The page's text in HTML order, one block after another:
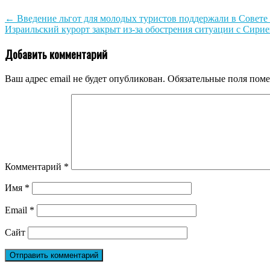
← Введение льгот для молодых туристов поддержали в
Израильский курорт закрыт из-за обострения ситуации с
Добавить комментарий
Ваш адрес email не будет опубликован. Обязательные поля
Комментарий *
Имя *
Email *
Сайт